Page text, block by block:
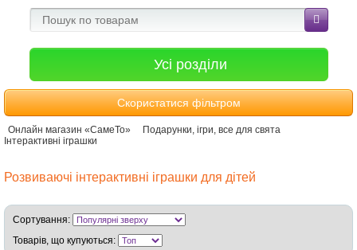
Усі розділи
Скористатися фільтром
Онлайн магазин «СамеТо»
Подарунки, ігри, все для свята
Інтерактивні іграшки
Розвиваючі інтерактивні іграшки для дітей
Сортування:
Товарів, що купуються: